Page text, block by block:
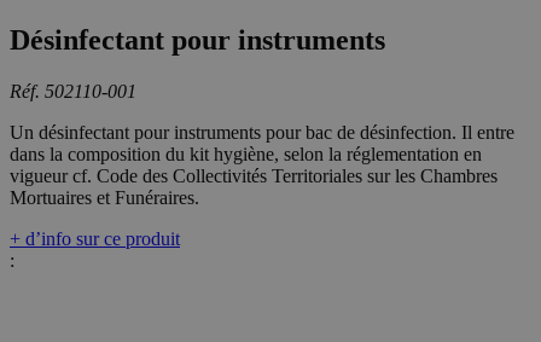
Désinfectant pour instruments
Réf. 502110-001
Un désinfectant pour instruments pour bac de désinfection. Il entre
dans la composition du kit hygiène, selon la réglementation en
vigueur cf. Code des Collectivités Territoriales sur les Chambres
Mortuaires et Funéraires.
+ d’info sur ce produit
: